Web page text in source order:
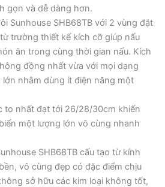
gọn và dễ dàng hơn.
Sunhouse SHB68TB với 2 vùng đặt
trường thiết kế kích cỡ giúp nấu
ăn trong cùng thời gian nấu. Kích
đồng nhất vừa với mọi dạng
lớn nhằm dùng ít điện năng một
to nhất đạt tới 26/28/30cm khiến
một lượng lớn vô cùng nhanh
SHB68TB cấu tạo từ kính
vô cùng đẹp có đặc điểm chịu
sở hữu các kim loại không tốt,